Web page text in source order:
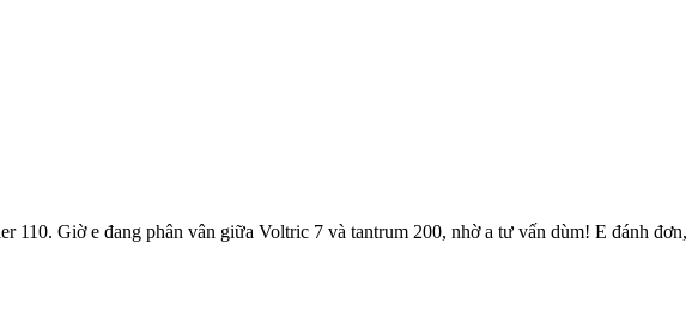
110. Giờ e đang phân vân giữa Voltric 7 và tantrum 200, nhờ a tư vấn dùm! E đánh